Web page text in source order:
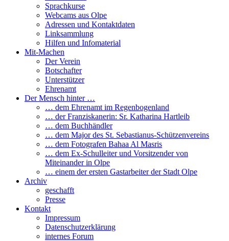
Sprachkurse
Webcams aus Olpe
Adressen und Kontaktdaten
Linksammlung
Hilfen und Infomaterial
Mit-Machen
Der Verein
Botschafter
Unterstützer
Ehrenamt
Der Mensch hinter …
… dem Ehrenamt im Regenbogenland
… der Franziskanerin: Sr. Katharina Hartleib
… dem Buchhändler
… dem Major des St. Sebastianus-Schützenvereins
… dem Fotografen Bahaa Al Masris
… dem Ex-Schulleiter und Vorsitzender von
Miteinander in Olpe
… einem der ersten Gastarbeiter der Stadt Olpe
Archiv
geschafft
Presse
Kontakt
Impressum
Datenschutzerklärung
internes Forum